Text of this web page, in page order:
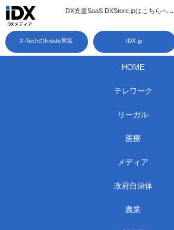
コ
ン
テ
DX支援SaaS DXStore.jpはこちらへ→​
X-TechのInside実装 IDX.jp
HOME
テレワーク
リーガル
医療
メディア
政府自治体
農業